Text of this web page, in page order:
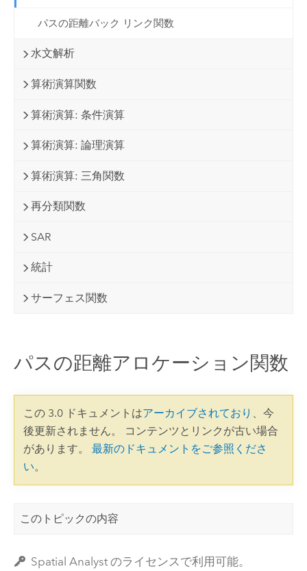
パスの距離バック リンク関数
水文解析
算術演算関数
算術演算: 条件演算
算術演算: 論理演算
算術演算: 三角関数
再分類関数
SAR
統計
サーフェス関数
パスの距離アロケーション関数
この 3.0 ドキュメントはアーカイブされており 、今
後更新されません。 コンテンツとリンクが古い場合
があります。 最新のドキュメントをご参照くださ
い。
このトピックの内容
Spatial Analyst のライセンスで利用可能。